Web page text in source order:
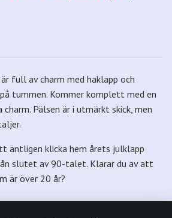
full av charm med haklapp och
tummen. Kommer komplett med en
Pälsen är i utmärkt skick, men
äntligen klicka hem årets julklapp
slutet av 90-talet. Klarar du av att
är över 20 år?